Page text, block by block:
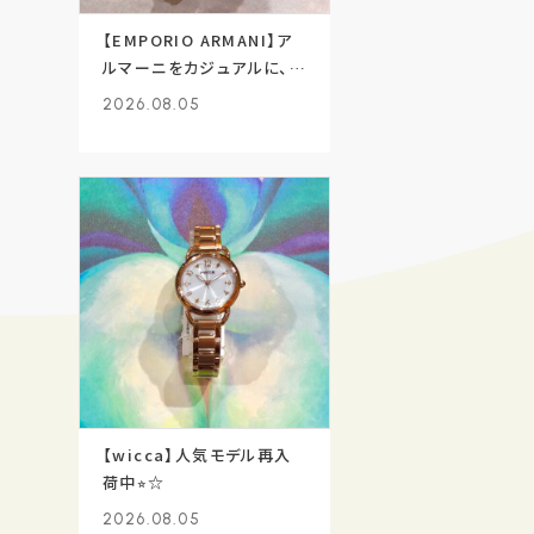
【EMPORIO ARMANI】ア
ルマーニをカジュアルに、着
ける★
2026.08.05
【wicca】人気モデル再入
荷中⭐︎☆
2026.08.05